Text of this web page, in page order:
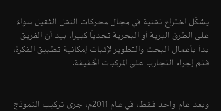
يشكّل اختراع تقنية في مجال محركات النقل الثقيل سواءً
على الطرق البرية أو البحرية تحدياً كبيراً. بيد أن الفريق
بدأ بأعمال البحث والتطوير لإثبات إمكانية تطبيق الفكرة،
فتم إجراء التجارب على المركبات الخفيفة.
وبعد عام واحد فقط، في عام 2011م، جرى تركيب النموذج